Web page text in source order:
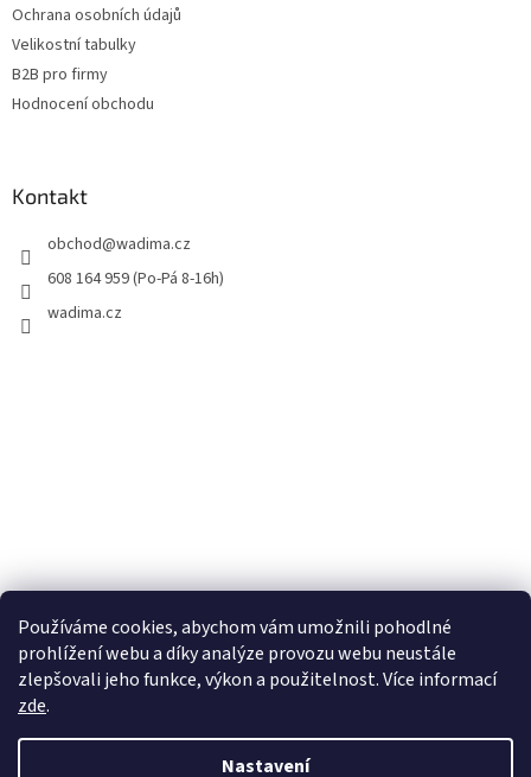
Používáme cookies, abychom vám umožnili pohodlné
prohlížení webu a díky analýze provozu webu neustále
zlepšovali jeho funkce, výkon a použitelnost. Více informací
zde.
Nastavení
Ochrana osobních údajů
Velikostní tabulky
B2B pro firmy
Hodnocení obchodu
Kontakt
obchod@wadima.cz
608 164 959 (Po-Pá 8-16h)
wadima.cz